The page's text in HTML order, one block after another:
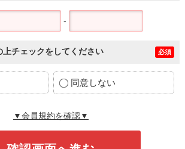
-
チェックをしてください 必須
同意しない
▼会員規約を確認▼